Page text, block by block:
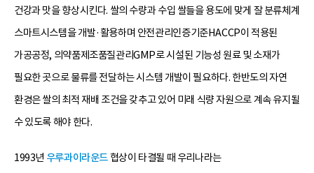
건강과 맛을 향상시킨다. 쌀의 수량과 수입 쌀들을 용도에 맞게 잘 분류체계
스마트시스템을 개발·활용하며 안전관리인증기준HACCP이 적용된
가공공정, 의약품제조품질관리GMP로 시설된 기능성 원료 및 소재가
필요한 곳으로 물류를 전달하는 시스템 개발이 필요하다. 한반도의 자연
환경은 쌀의 최적 재배 조건을 갖추고 있어 미래 식량 자원으로 계속 유지될
수 있도록 해야 한다.
1993년 우루과이라운드협상이 타결될 때 우리나라는